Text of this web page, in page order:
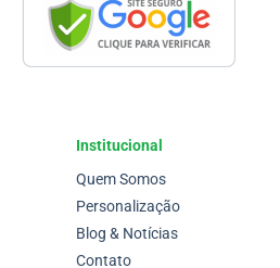
Institucional
Quem Somos
Personalização
Blog & Notícias
Contato